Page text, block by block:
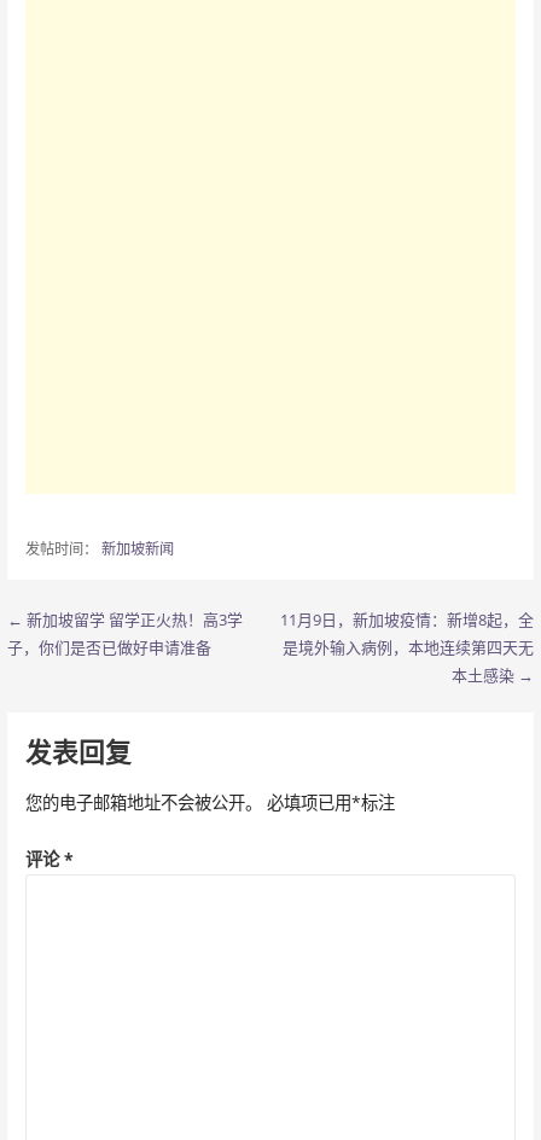
发帖时间： 新加坡新闻
文
航
← 新加坡留学 留学正火热！高3学
子，你们是否已做好申请准备
11月9日，新加坡疫情：新增8起，全
是境外输入病例，本地连续第四天无
本土感染 →
发表回复
您的电子邮箱地址不会被公开。 必填项已用*标注
评论*